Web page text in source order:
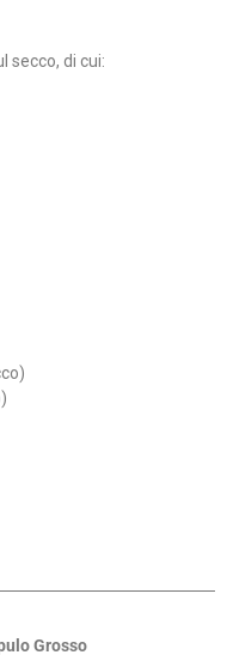
secco, di cui:
Grosso